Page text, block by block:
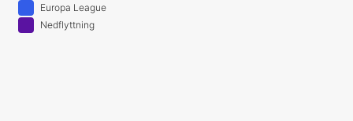
Europa League
Nedflyttning